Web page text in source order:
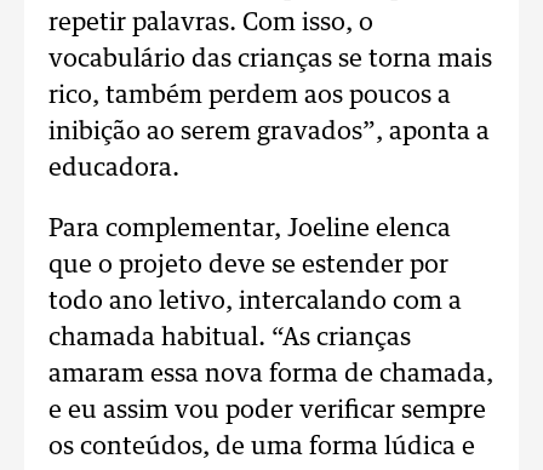
repetir palavras. Com isso, o
vocabulário das crianças se torna mais
rico, também perdem aos poucos a
inibição ao serem gravados”, aponta a
educadora.
Para complementar, Joeline elenca
que o projeto deve se estender por
todo ano letivo, intercalando com a
chamada habitual. “As crianças
amaram essa nova forma de chamada,
e eu assim vou poder verificar sempre
os conteúdos, de uma forma lúdica e